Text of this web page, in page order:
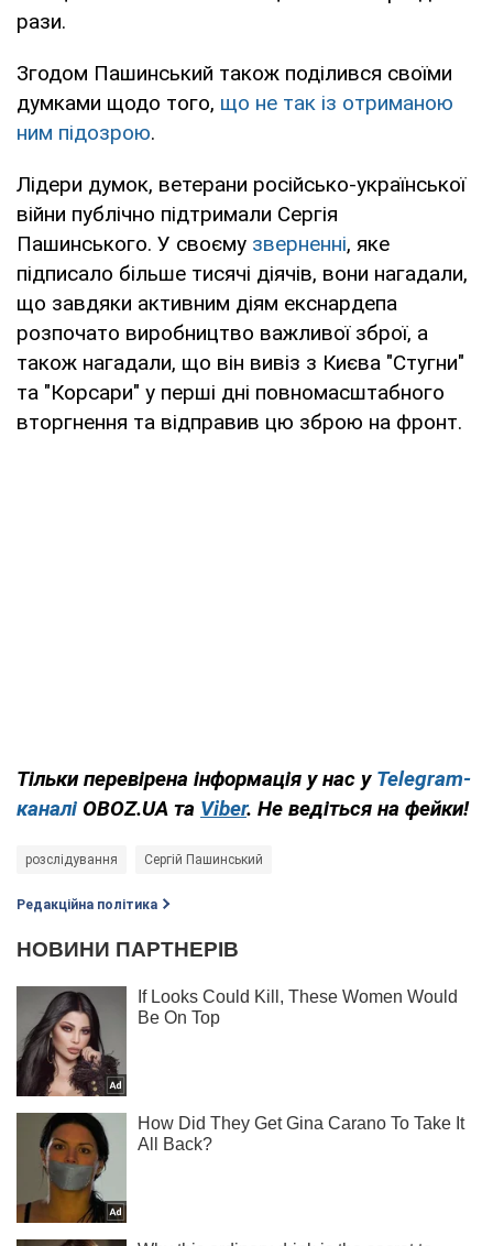
рази.
Згодом Пашинський також поділився своїми
думками щодо того, що не так із отриманою
ним підозрою.
Лідери думок, ветерани російсько-української
війни публічно підтримали Сергія
Пашинського. У своєму зверненні, яке
підписало більше тисячі діячів, вони нагадали,
що завдяки активним діям екснардепа
розпочато виробництво важливої зброї, а
також нагадали, що він вивіз з Києва "Стугни"
та "Корсари" у перші дні повномасштабного
вторгнення та відправив цю зброю на фронт.
Тільки перевірена інформація у нас у Telegram-
каналі OBOZ.UA та Viber. Не ведіться на фейки!
розслідування Сергій Пашинський
Редакційна політика